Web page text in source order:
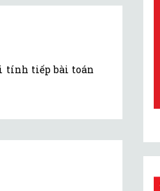
tính tiếp bài toán